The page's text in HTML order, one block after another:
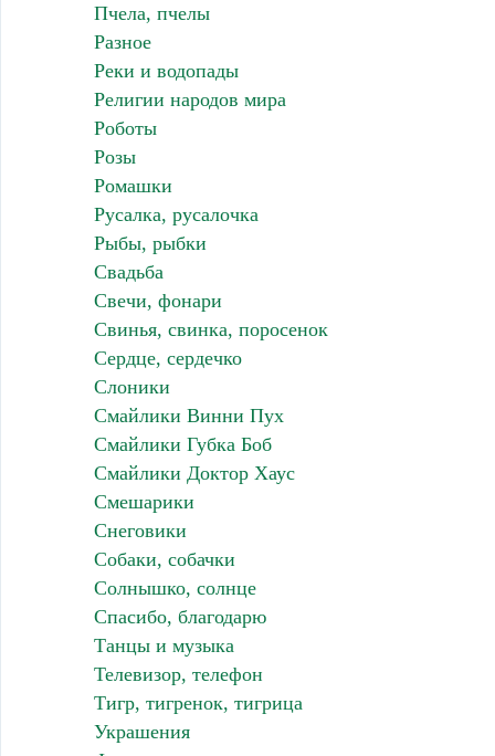
Пчела, пчелы
Разное
Реки и водопады
Религии народов мира
Роботы
Розы
Ромашки
Русалка, русалочка
Рыбы, рыбки
Свадьба
Свечи, фонари
Свинья, свинка, поросенок
Сердце, сердечко
Слоники
Смайлики Винни Пух
Смайлики Губка Боб
Смайлики Доктор Хаус
Смешарики
Снеговики
Собаки, собачки
Солнышко, солнце
Спасибо, благодарю
Танцы и музыка
Телевизор, телефон
Тигр, тигренок, тигрица
Украшения